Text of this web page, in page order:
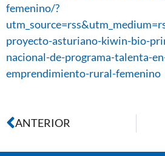
femenino/?
proyecto-asturiano-kiwin-bio-
nacional-de-programa-talenta-
emprendimiento-rural-femenino
ANTERIOR